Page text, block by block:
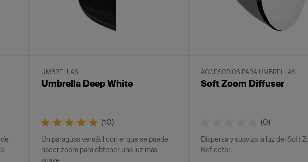
UMBRELLAS
Umbrella Deep White
(10)
Un paraguas versátil con el que se puede
hacer zoom para obtener una luz más
suave
ACCESORIOS PARA UMBRELLAS
Soft Zoom Diffuser
(0)
Dispersa y suaviza la luz del Soft
Reflector.